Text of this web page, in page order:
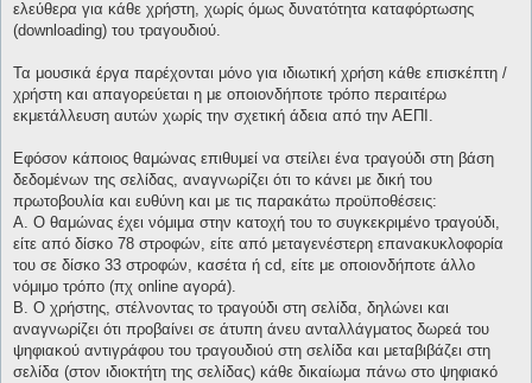
ελεύθερα για κάθε χρήστη, χωρίς όμως δυνατότητα καταφόρτωσης
(downloading) του τραγουδιού.
Τα μουσικά έργα παρέχονται μόνο για ιδιωτική χρήση κάθε επισκέπτη /
χρήστη και απαγορεύεται η με οποιονδήποτε τρόπο περαιτέρω
εκμετάλλευση αυτών χωρίς την σχετική άδεια από την ΑΕΠΙ.
Εφόσον κάποιος θαμώνας επιθυμεί να στείλει ένα τραγούδι στη βάση
δεδομένων της σελίδας, αναγνωρίζει ότι το κάνει με δική του
πρωτοβουλία και ευθύνη και με τις παρακάτω προϋποθέσεις:
Α. Ο θαμώνας έχει νόμιμα στην κατοχή του το συγκεκριμένο τραγούδι,
είτε από δίσκο 78 στροφών, είτε από μεταγενέστερη επανακυκλοφορία
του σε δίσκο 33 στροφών, κασέτα ή cd, είτε με οποιονδήποτε άλλο
νόμιμο τρόπο (πχ online αγορά).
Β. Ο χρήστης, στέλνοντας το τραγούδι στη σελίδα, δηλώνει και
αναγνωρίζει ότι προβαίνει σε άτυπη άνευ ανταλλάγματος δωρεά του
ψηφιακού αντιγράφου του τραγουδιού στη σελίδα και μεταβιβάζει στη
σελίδα (στον ιδιοκτήτη της σελίδας) κάθε δικαίωμα πάνω στο ψηφιακό